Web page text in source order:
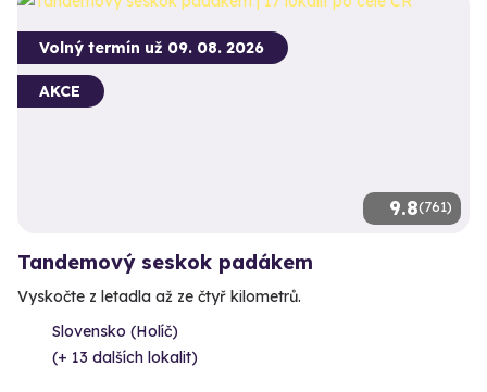
9.8(761)
Volný termín už 09. 08. 2026
AKCE
Tandemový seskok padákem
Vyskočte z letadla až ze čtyř kilometrů.
Slovensko (Holíč)
(+ 13 dalších lokalit)